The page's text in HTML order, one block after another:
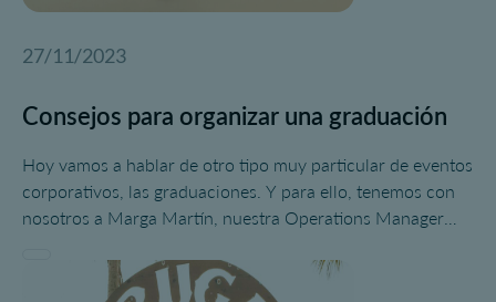
27/11/2023
Consejos para organizar una graduación
Hoy vamos a hablar de otro tipo muy particular de eventos
corporativos, las graduaciones. Y para ello, tenemos con
nosotros a Marga Martín, nuestra Operations Manager
consejos para organizar una graduación con éxito.